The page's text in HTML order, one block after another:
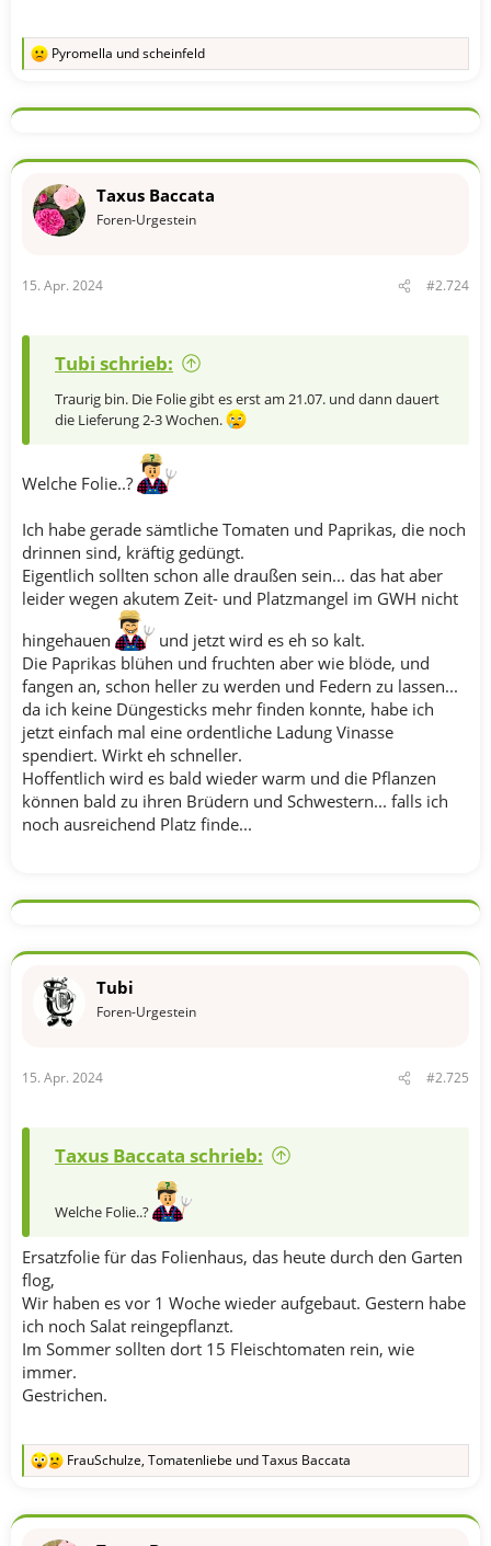
R
k
o
e
n
Pyromella undscheinfeld
Taxus Baccata
Foren-Urgestein
15. Apr. 2024 #2.724
Tubi schrieb:
Traurig bin. Die Folie gibt es erst am 21.07. und dann dauert
die Lieferung 2-3 Wochen.
Welche Folie..?
Ich habe gerade sämtliche Tomaten und Paprikas, die noch
drinnen sind, kräftig gedüngt.
Eigentlich sollten schon alle draußen sein... das hat aber
leider wegen akutem Zeit- und Platzmangel im GWH nicht
hingehauen
und jetzt wird es eh so kalt.
Die Paprikas blühen und fruchten aber wie blöde, und
fangen an, schon heller zu werden und Federn zu lassen...
da ich keine Düngesticks mehr finden konnte, habe ich
jetzt einfach mal eine ordentliche Ladung Vinasse
spendiert. Wirkt eh schneller.
Hoffentlich wird es bald wieder warm und die Pflanzen
können bald zu ihren Brüdern und Schwestern... falls ich
noch ausreichend Platz finde...
Tubi
Foren-Urgestein
15. Apr. 2024 #2.725
Taxus Baccata schrieb:
Welche Folie..?
Ersatzfolie für das Folienhaus, das heute durch den Garten
flog,
Wir haben es vor 1 Woche wieder aufgebaut. Gestern habe
ich noch Salat reingepflanzt.
Im Sommer sollten dort 15 Fleischtomaten rein, wie
immer.
Gestrichen.
R
k
FrauSchulze, Tomatenliebe undTaxus Baccata